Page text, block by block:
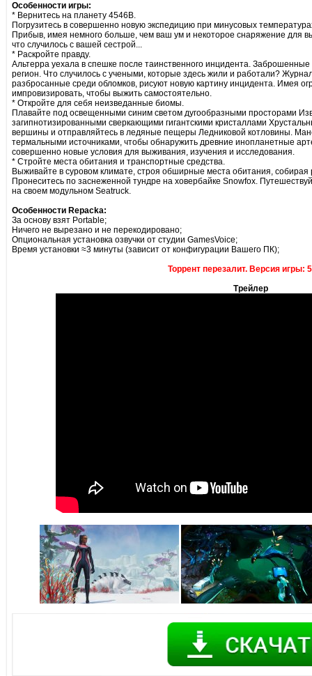
Особенности игры:
* Вернитесь на планету 4546B.
Погрузитесь в совершенно новую экспедицию при минусовых
Прибыв, имея немного больше, чем ваш ум и некоторое снаряжение для
что случилось с вашей сестрой...
* Раскройте правду.
Альтерра уехала в спешке после таинственного инцидента.
регион. Что случилось с учеными, которые здесь жили и работали?
разбросанные среди обломков, рисуют новую картину инцидента. Имея
импровизировать, чтобы выжить самостоятельно.
* Откройте для себя неизведанные биомы.
Плавайте под освещенными синим светом дугообразными просторами
загипнотизированными сверкающими гигантскими кристаллами
вершины и отправляйтесь в ледяные пещеры Ледниковой котловины.
термальными источниками, чтобы обнаружить древние инопланетные
совершенно новые условия для выживания, изучения и исследования.
* Стройте места обитания и транспортные средства.
Выживайте в суровом климате, строя обширные места обитания,
Пронеситесь по заснеженной тундре на ховербайке Snowfox.
на своем модульном Seatruck.
Особенности Repacka:
За основу взят Portable;
Ничего не вырезано и не перекодировано;
Опциональная установка озвучки от студии GamesVoice;
Время установки ≈3 минуты (зависит от конфигурации Вашего ПК);
Торрент перезалит. Версия игры:
Трейлер